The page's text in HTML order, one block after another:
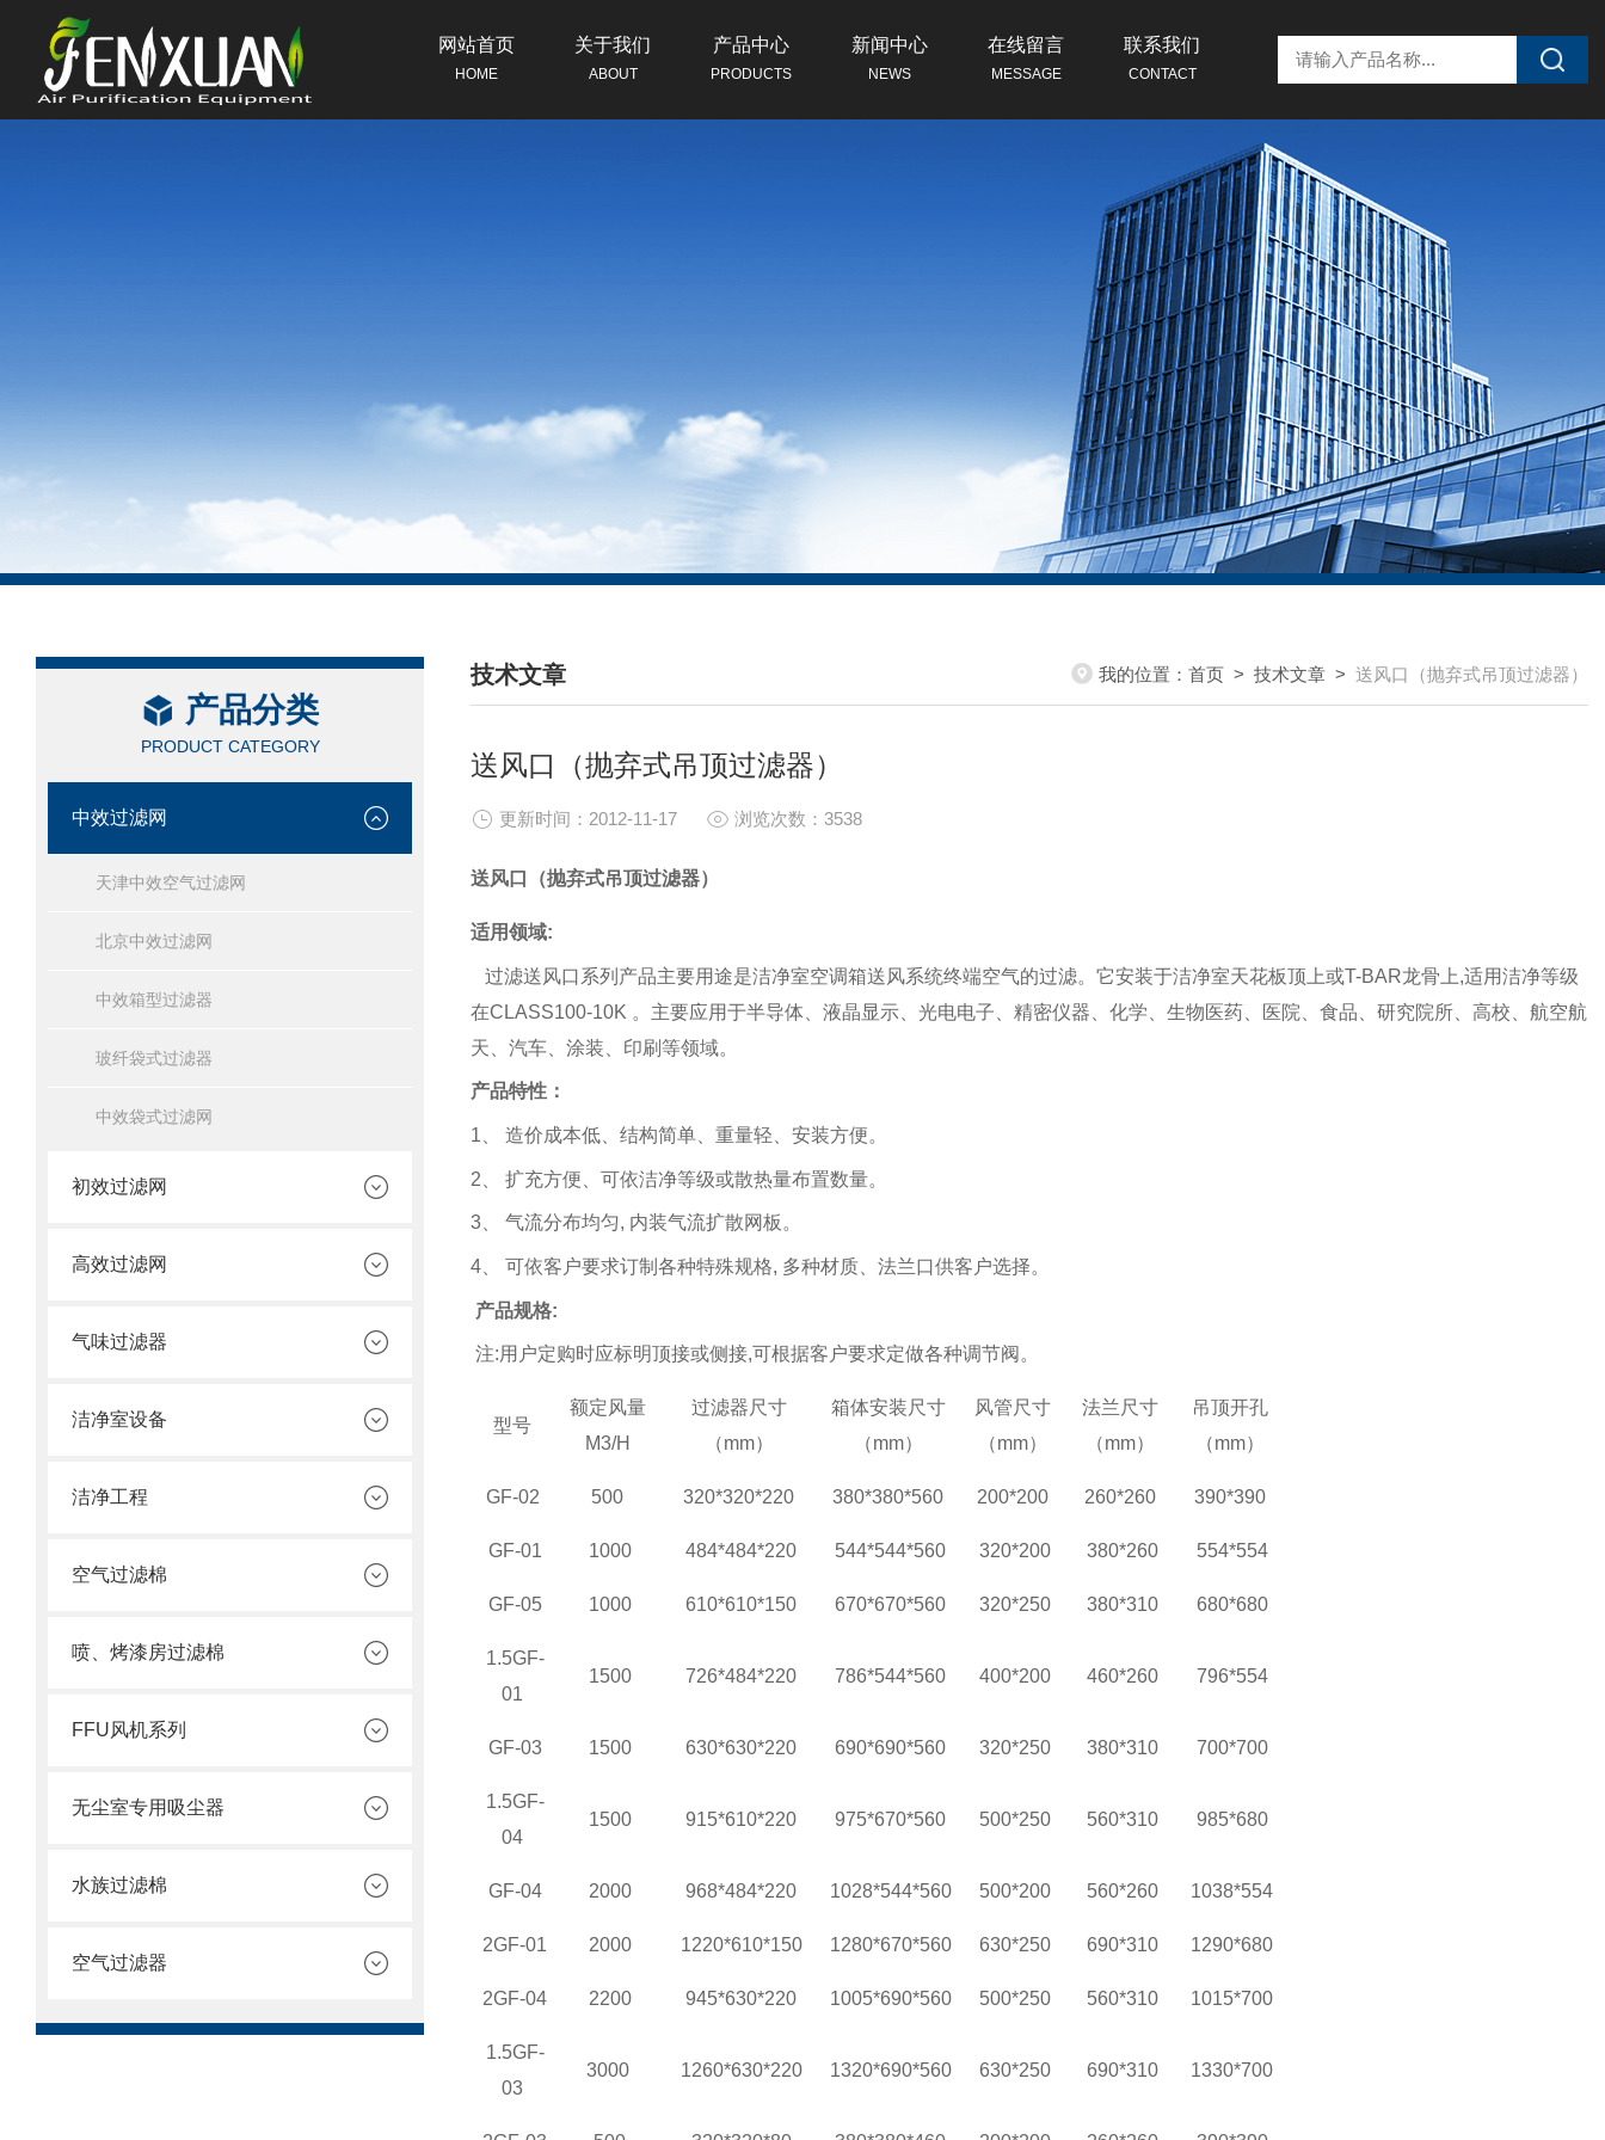
网站首页
HOME
关于我们
ABOUT
产品中心
PRODUCTS
新闻中心
NEWS
在线留言
MESSAGE
联系我们
CONTACT
产品分类
PRODUCT CATEGORY
中效过滤网
天津中效空气过滤网
北京中效过滤网
中效箱型过滤器
玻纤袋式过滤器
中效袋式过滤网
初效过滤网
高效过滤网
气味过滤器
洁净室设备
洁净工程
空气过滤棉
喷、烤漆房过滤棉
FFU风机系列
无尘室专用吸尘器
水族过滤棉
空气过滤器
技术文章
/ TECHNICAL ARTICLES
我的位置： 首页 > 技术文章 > 送风口（抛弃式吊顶过滤器）
送风口（抛弃式吊顶过滤器）
更新时间：2012-11-17 浏览次数：3538
送风口（抛弃式吊顶过滤器）
适用领域:
过滤送风口系列产品主要用途是洁净室空调箱送风系统终端空气的过滤。它安装于洁净室天花板顶上或T-BAR龙骨上,适用洁净等级
在CLASS100-10K 。主要应用于半导体、液晶显示、光电电子、精密仪器、化学、生物医药、医院、食品、研究院所、高校、航空航
天、汽车、涂装、印刷等领域。
产品特性：
1 、 造价成本低、结构简单、重量轻、安装方便。
2 、 扩充方便、可依洁净等级或散热量布置数量。
3 、 气流分布均匀, 内装气流扩散网板。
4 、 可依客户要求订制各种特殊规格, 多种材质、法兰口供客户选择。
产品规格:
注:用户定购时应标明顶接或侧接,可根据客户要求定做各种调节阀 。
型号
额定风量
M3/H
过滤器尺寸
（mm）
箱体安装尺寸
（mm）
风管尺寸
（mm）
法兰尺寸
（mm）
吊顶开孔
（mm）
GF-02 500 320*320*220 380*380*560 200*200 260*260 390*390
GF-01 1000 484*484*220 544*544*560 320*200 380*260 554*554
GF-05 1000 610*610*150 670*670*560 320*250 380*310 680*680
1.5GF-
01
1500 726*484*220 786*544*560 400*200 460*260 796*554
GF-03 1500 630*630*220 690*690*560 320*250 380*310 700*700
1.5GF-
04
1500 915*610*220 975*670*560 500*250 560*310 985*680
GF-04 2000 968*484*220 1028*544*560 500*200 560*260 1038*554
2GF-01 2000 1220*610*150 1280*670*560 630*250 690*310 1290*680
2GF-04 2200 945*630*220 1005*690*560 500*250 560*310 1015*700
1.5GF-
03
3000 1260*630*220 1320*690*560 630*250 690*310 1330*700